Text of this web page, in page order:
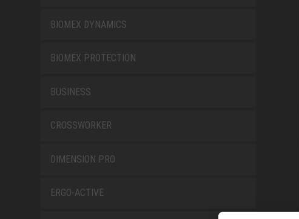
BIOMEX DYNAMICS
BIOMEX PROTECTION
BUSINESS
CROSSWORKER
DIMENSION PRO
ERGO-ACTIVE